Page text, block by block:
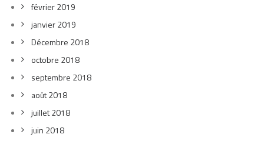
février 2019
janvier 2019
Décembre 2018
octobre 2018
septembre 2018
août 2018
juillet 2018
juin 2018